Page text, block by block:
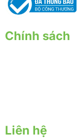
Chính sách
Liên hệ